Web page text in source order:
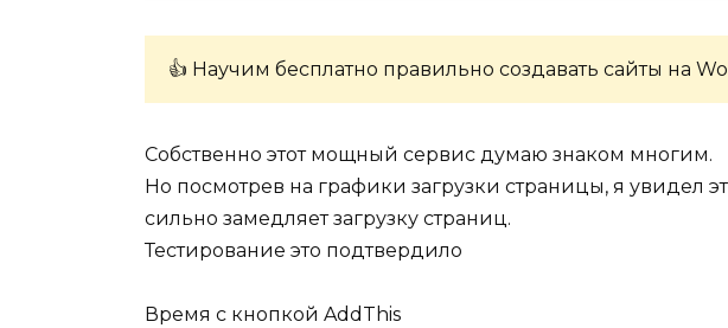
👍 Научим бесплатно правильно создавать сайты на
Собственно этот мощный сервис думаю знаком многим.
Но посмотрев на графики загрузки страницы, я увидел
сильно замедляет загрузку страниц.
Тестирование это подтвердило
Время с кнопкой AddThis